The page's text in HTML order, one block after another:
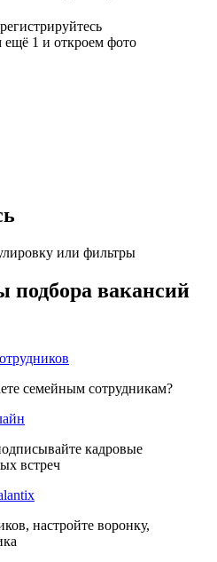
ещё 1 и откроем фото
или фильтры
вакансий
семейным сотрудникам?
кадровые
встреч
настройте воронку,